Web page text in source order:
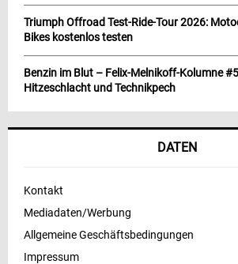
Triumph Offroad Test-Ride-Tour 2026:
Bikes kostenlos testen
Benzin im Blut – Felix-Melnikoff-Kolumne
Hitzeschlacht und Technikpech
DATEN
Kontakt
Mediadaten/Werbung
Allgemeine Geschäftsbedingungen
Impressum